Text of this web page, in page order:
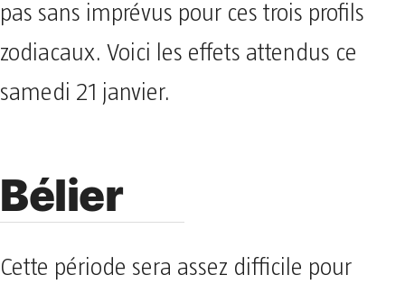
pas sans imprévus pour ces trois profils
zodiacaux. Voici les effets attendus ce
samedi 21 janvier.
Bélier
Cette période sera assez difficile pour